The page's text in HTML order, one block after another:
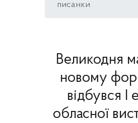
писанки
Великодня
новому
відбувся І
обласної